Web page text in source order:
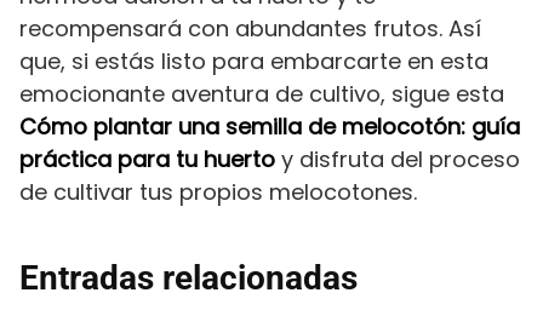
recompensará con abundantes frutos. Así
que, si estás listo para embarcarte en esta
emocionante aventura de cultivo, sigue esta
Cómo plantar una semilla de melocotón: guía
práctica para tu huerto y disfruta del proceso
de cultivar tus propios melocotones.
Entradas relacionadas